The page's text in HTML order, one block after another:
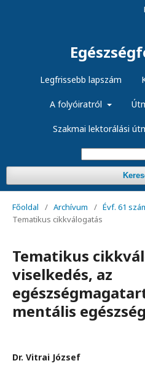
Legfrissebb lapszám
A folyóiratról
Szakmai lektorálási
Főoldal / Archívum / Évf. 61
Tematikus cikkválogatás
Tematikus
viselkedés, az
mentális
Dr. Vitrai József